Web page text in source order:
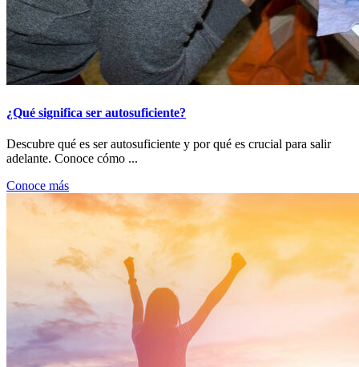
¿Qué significa ser autosuficiente?
Descubre qué es ser autosuficiente y por qué es crucial para salir
adelante. Conoce cómo ...
Conoce más